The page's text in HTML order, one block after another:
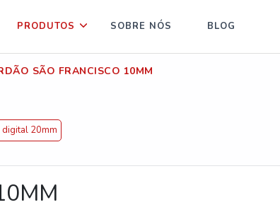
PRODUTOS SOBRE NÓS BLOG
SÃO FRANCISCO 10MM
digital 20mm